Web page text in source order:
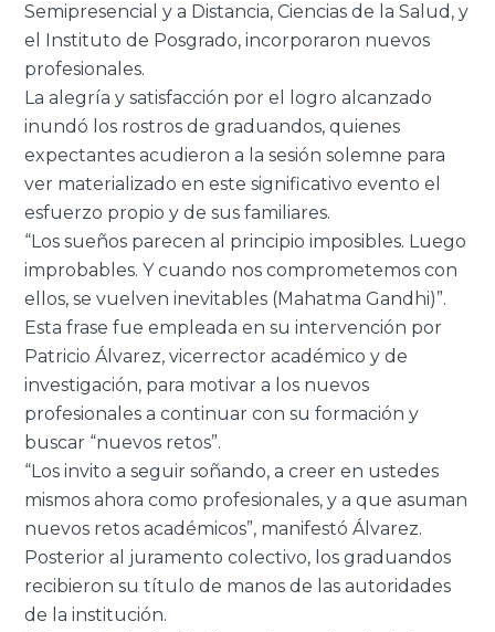
Semipresencial y a Distancia, Ciencias de la Salud, y
el Instituto de Posgrado, incorporaron nuevos
profesionales.
La alegría y satisfacción por el logro alcanzado
inundó los rostros de graduandos, quienes
expectantes acudieron a la sesión solemne para
ver materializado en este significativo evento el
esfuerzo propio y de sus familiares.
“Los sueños parecen al principio imposibles. Luego
improbables. Y cuando nos comprometemos con
ellos, se vuelven inevitables (Mahatma Gandhi)”.
Esta frase fue empleada en su intervención por
Patricio Álvarez, vicerrector académico y de
investigación, para motivar a los nuevos
profesionales a continuar con su formación y
buscar “nuevos retos”.
“Los invito a seguir soñando, a creer en ustedes
mismos ahora como profesionales, y a que asuman
nuevos retos académicos”, manifestó Álvarez.
Posterior al juramento colectivo, los graduandos
recibieron su título de manos de las autoridades
de la institución.